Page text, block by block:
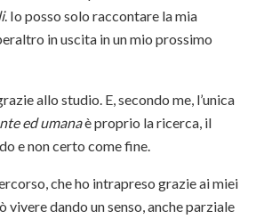
. Io posso solo raccontare la mia
in uscita in un mio prossimo
allo studio. E, secondo me, l’unica
ed umanaè proprio la ricerca, il
e non certo come fine.
che ho intrapreso grazie ai miei
vivere dando un senso, anche parziale